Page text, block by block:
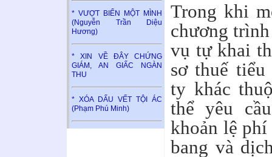
* VƯỢT BIỂN MỘT MÌNH
(Nguyễn Trần Diệu
Hương)
* XIN VỀ ĐÂY CHỨNG
GIÁM, AN GIẤC NGÀN
THU
* XÓA DẤU VẾT TỘI ÁC
(Phạm Phú Minh)
Trong khi
chương
vụ tự khai
sơ thuế tiểu
ty khác
thể yêu
khoản lệ phí
bang và